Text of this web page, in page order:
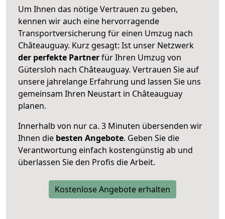
Um Ihnen das nötige Vertrauen zu geben,
kennen wir auch eine hervorragende
Transportversicherung für einen Umzug nach
Châteauguay. Kurz gesagt: Ist unser Netzwerk
der perfekte Partnerfür Ihren Umzug von
Gütersloh nach Châteauguay. Vertrauen Sie auf
unsere jahrelange Erfahrung und lassen Sie uns
gemeinsam Ihren Neustart in Châteauguay
planen.
Innerhalb von nur ca. 3 Minuten übersenden wir
Ihnen die besten Angebote. Geben Sie die
Verantwortung einfach kostengünstig ab und
überlassen Sie den Profis die Arbeit.
Kostenlose Angebote erhalten